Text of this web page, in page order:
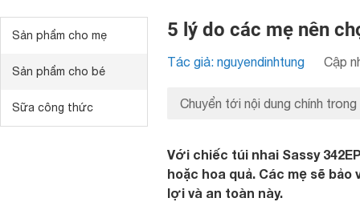
Sản phẩm cho mẹ
Sản phẩm cho bé
Sữa công thức
5 lý do các mẹ nên
Tác giả: nguyendinhtung Cập
Chuyển tới nội dung chính trong
Với chiếc túi nhai Sassy
hoặc hoa quả. Các mẹ sẽ
lợi và an toàn này.